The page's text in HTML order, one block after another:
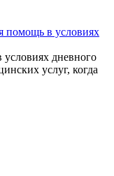
помощь в условиях
дневного
услуг, когда